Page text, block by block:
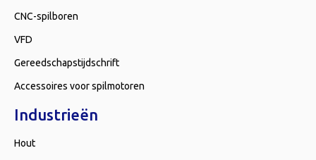
CNC-spilboren
VFD
Gereedschapstijdschrift
Accessoires voor spilmotoren
Industrieën
Hout